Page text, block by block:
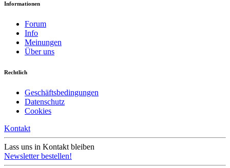
Informationen
Forum
Info
Meinungen
Über uns
Rechtlich
Geschäftsbedingungen
Datenschutz
Cookies
Kontakt
Lass uns in Kontakt bleiben
Newsletter bestellen!